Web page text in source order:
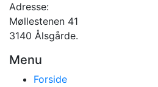
Adresse:
Møllestenen 41
3140 Ålsgårde.
Menu
Forside